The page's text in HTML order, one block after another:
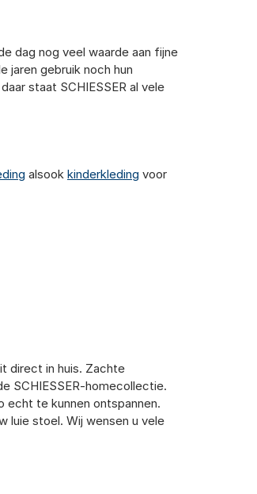
dag nog veel waarde aan fijne
jaren gebruik noch hun
staat SCHIESSER al vele
alsook kinderkleding voor
direct in huis. Zachte
SCHIESSER-homecollectie.
echt te kunnen ontspannen.
luie stoel. Wij wensen u vele